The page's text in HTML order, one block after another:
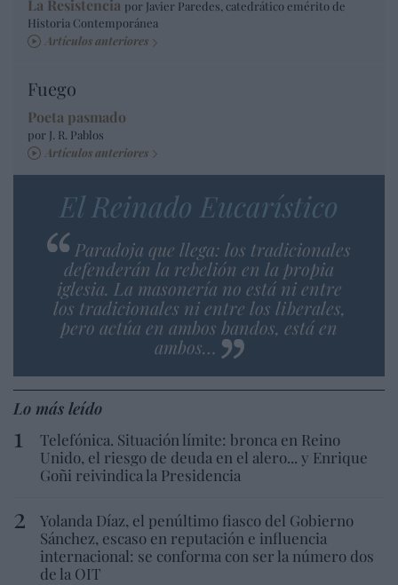
La Resistencia por Javier Paredes, catedrático emérito de
Historia Contemporánea
Artículos anteriores
Fuego
Poeta pasmado
por J. R. Pablos
Artículos anteriores
El Reinado Eucarístico
Paradoja que llega: los tradicionales
defenderán la rebelión en la propia
iglesia. La masonería no está ni entre
los tradicionales ni entre los liberales,
pero actúa en ambos bandos, está en
ambos…
Lo más leído
Telefónica. Situación límite: bronca en Reino
Unido, el riesgo de deuda en el alero... y Enrique
Goñi reivindica la Presidencia
Yolanda Díaz, el penúltimo fiasco del Gobierno
Sánchez, escaso en reputación e influencia
internacional: se conforma con ser la número dos
de la OIT